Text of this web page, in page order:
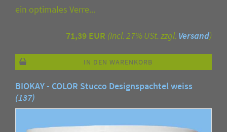
ein optimales Verre...
71,39 EUR (incl. 27% USt. zzgl. Versand)
IN DEN WARENKORB
BIOKAY - COLOR Stucco Designspachtel weiss
(137)